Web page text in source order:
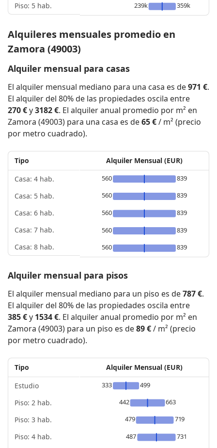
Piso: 5 hab.
239k
359k
Alquileres mensuales promedio en
Zamora (49003)
Alquiler mensual para casas
El alquiler mensual mediano para una casa es de971 €.
El alquiler del 80% de las propiedades oscila entre
270 €y3182 €. El alquiler anual promedio por m² en
Zamora (49003) para una casa es de65 €/ m² (precio
por metro cuadrado).
Tipo
Casa: 4 hab.
Casa: 5 hab.
Casa: 6 hab.
Casa: 7 hab.
Casa: 8 hab.
Alquiler Mensual (EUR)
560
839
560
839
560
839
560
839
560
839
Alquiler mensual para pisos
El alquiler mensual mediano para un piso es de787 €.
El alquiler del 80% de las propiedades oscila entre
385 €y 1534 €. El alquiler anual promedio por m² en
Zamora (49003) para un piso es de89 €/ m² (precio
por metro cuadrado).
Tipo
Estudio
Piso: 2 hab.
Piso: 3 hab.
Piso: 4 hab.
Alquiler Mensual (EUR)
333
499
442
663
479
719
487
731